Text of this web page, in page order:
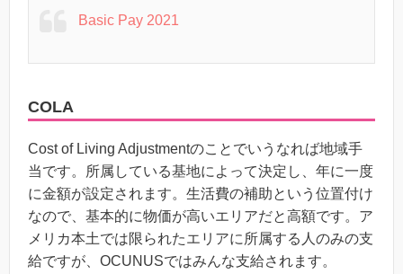
Basic Pay 2021
COLA
Cost of Living Adjustmentのことでいうなれば地域手
当です。所属している基地によって決定し、年に一度
に金額が設定されます。生活費の補助という位置付け
なので、基本的に物価が高いエリアだと高額です。ア
メリカ本土では限られたエリアに所属する人のみの支
給ですが、OCUNUSではみんな支給されます。